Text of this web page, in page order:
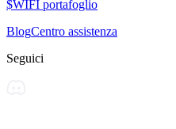
$WIFI portafoglio
BlogCentro assistenza
Seguici